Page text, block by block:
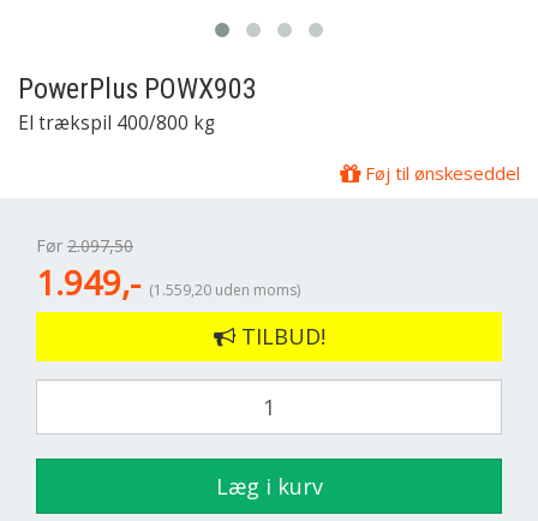
PowerPlus POWX903
El trækspil 400/800 kg
Føj til ønskeseddel
Før 2.097,50
1.949,- (1.559,20 uden moms)
TILBUD!
Læg i kurv